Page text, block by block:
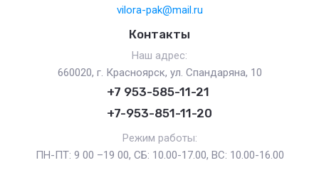
vilora-pak@mail.ru
Контакты
Наш адрес:
660020, г. Красноярск, ул. Спандаряна, 10
+7 953-585-11-21
+7-953-851-11-20
Режим работы:
ПН-ПТ: 9 00 –19 00, СБ: 10.00-17.00, ВС: 10.00-16.00